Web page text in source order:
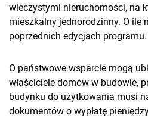
wieczystymi nieruchomości, na
mieszkalny jednorodzinny. O ile
poprzednich edycjach programu.
O państwowe wsparcie mogą
właściciele domów w budowie,
budynku do użytkowania musi
dokumentów o wypłatę